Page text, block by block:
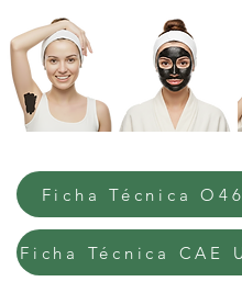
Ficha Técnica O46